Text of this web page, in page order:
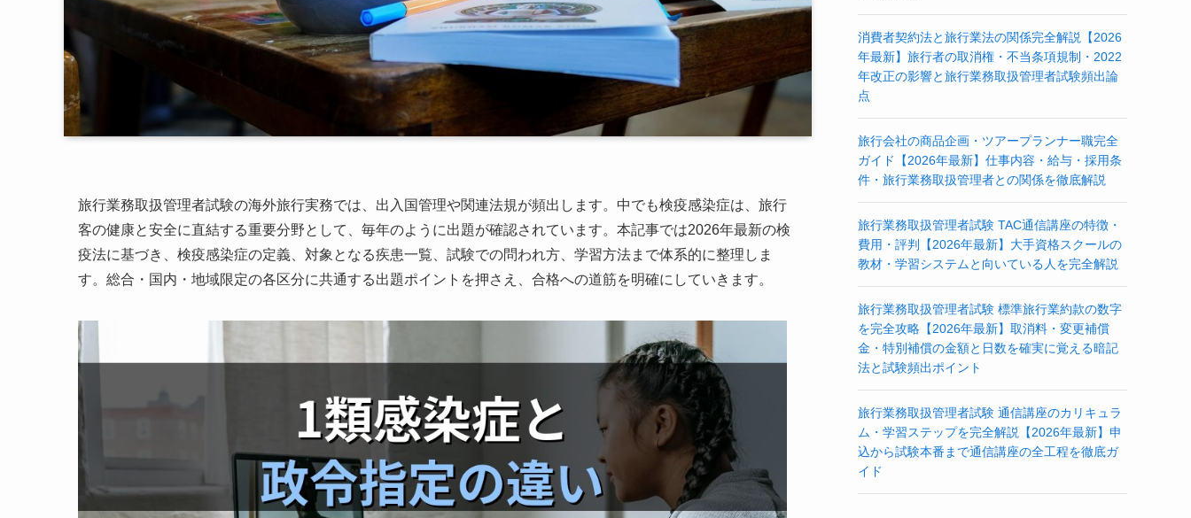
旅行業務取扱管理者試験の海外旅行実務では、出入国管理や関連法規が頻出します。中でも検疫感染症は、旅行
客の健康と安全に直結する重要分野として、毎年のように出題が確認されています。本記事では2026年最新の検
疫法に基づき、検疫感染症の定義、対象となる疾患一覧、試験での問われ方、学習方法まで体系的に整理しま
す。総合・国内・地域限定の各区分に共通する出題ポイントを押さえ、合格への道筋を明確にしていきます。
消費者契約法と旅行業法の関係完全解説【2026
年最新】旅行者の取消権・不当条項規制・2022
年改正の影響と旅行業務取扱管理者試験頻出論
点
旅行会社の商品企画・ツアープランナー職完全
ガイド【2026年最新】仕事内容・給与・採用条
件・旅行業務取扱管理者との関係を徹底解説
旅行業務取扱管理者試験 TAC通信講座の特徴・
費用・評判【2026年最新】大手資格スクールの
教材・学習システムと向いている人を完全解説
旅行業務取扱管理者試験 標準旅行業約款の数字
を完全攻略【2026年最新】取消料・変更補償
金・特別補償の金額と日数を確実に覚える暗記
法と試験頻出ポイント
旅行業務取扱管理者試験 通信講座のカリキュラ
ム・学習ステップを完全解説【2026年最新】申
込から試験本番まで通信講座の全工程を徹底ガ
イド